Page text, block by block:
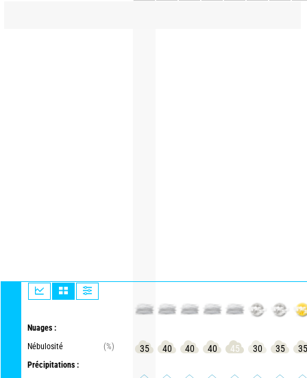
Nuages :
Nébulosité
(%)
Précipitations :
35 40 40 40 45 30 35 35